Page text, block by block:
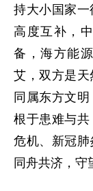
持大小国家
高度互补，
备，海方能
艾，双方是
同属东方文
根于患难与
危机、新冠
同舟共济，守